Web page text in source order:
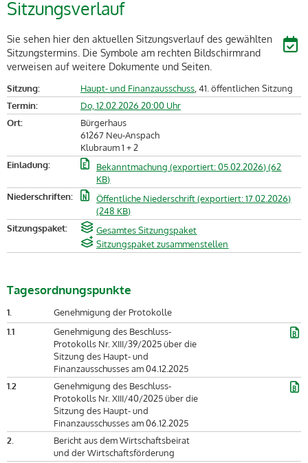
Sitzungsverlauf
Sie sehen hier den aktuellen Sitzungsverlauf des gewählten
Sitzungstermins. Die Symbole am rechten Bildschirmrand
verweisen auf weitere Dokumente und Seiten.
Sitzung: Haupt- und Finanzausschuss , 41. öffentlichen Sitzung
Termin:
Do, 12.02.2026 20:00 Uhr
Ort:
Bürgerhaus
61267 Neu-Anspach
Klubraum 1 + 2
Einladung:
Bekanntmachung (exportiert: 05.02.2026) (62
KB)
Niederschriften:
Öffentliche Niederschrift (exportiert: 17.02.2026)
(248 KB)
Sitzungspaket:
Gesamtes Sitzungspaket
Sitzungspaket zusammenstellen
Tagesordnungspunkte
1.
Genehmigung der Protokolle
1.1
Genehmigung des Beschluss-
Protokolls Nr. XIII/39/2025 über die
Sitzung des Haupt- und
Finanzausschusses am 04.12.2025
1.2
Genehmigung des Beschluss-
Protokolls Nr. XIII/40/2025 über die
Sitzung des Haupt- und
Finanzausschusses am 06.12.2025
2.
Bericht aus dem Wirtschaftsbeirat
und der Wirtschaftsförderung